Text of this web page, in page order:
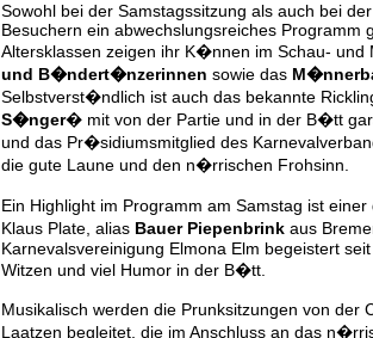
Sowohl bei der Samstagssitzung als auch bei
Besuchern ein abwechslungsreiches Programm
Altersklassen zeigen ihr K�nnen im Schau- und
und B�ndert�nzerinnen sowie das
Selbstverst�ndlich ist auch das bekannte
S�nger� mit von der Partie und in der B�tt
und das Pr�sidiumsmitglied des
die gute Laune und den n�rrischen Frohsinn.
Ein Highlight im Programm am Samstag ist
Klaus Plate, alias Bauer Piepenbrink aus
Karnevalsvereinigung Elmona Elm begeistert
Witzen und viel Humor in der B�tt.
Musikalisch werden die Prunksitzungen von
Laatzen begleitet, die im Anschluss an das